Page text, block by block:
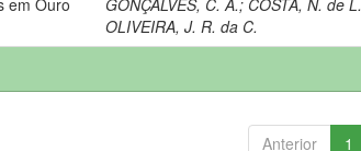
OLIVEIRA, J. R. da C.
Anterior 1